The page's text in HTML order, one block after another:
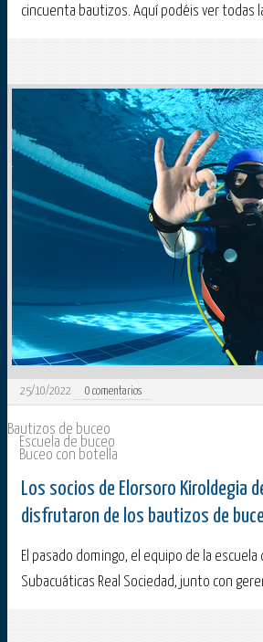
cincuenta bautizos. Aquí podéis ver todas
25/10/2022 0 comentarios
Bautizos de buceo
Escuela de buceo
Buceo con botella
Los socios de Elorsoro Kiroldegia
disfrutaron de los bautizos de
El pasado domingo, el equipo de la escuela
Subacuáticas Real Sociedad, junto con